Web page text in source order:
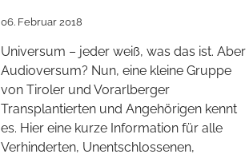
06. Februar 2018
Universum – jeder weiß, was das ist. Aber
Audioversum? Nun, eine kleine Gruppe
von Tiroler und Vorarlberger
Transplantierten und Angehörigen kennt
es. Hier eine kurze Information für alle
Verhinderten, Unentschlossenen,